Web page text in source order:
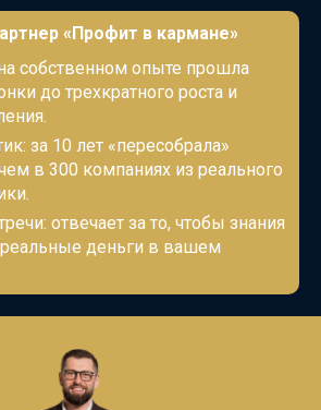
«Профит в кармане»
собственном опыте прошла
до трехкратного роста и
: за 10 лет «пересобрала»
в 300 компаниях из реального
отвечает за то, чтобы знания
деньги в вашем